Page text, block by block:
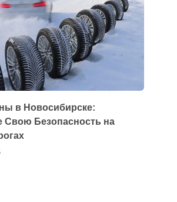
в Новосибирске:
Свою Безопасность на